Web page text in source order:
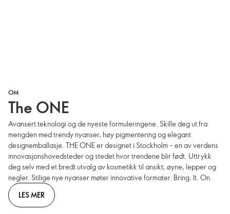
OM
The ONE
Avansert teknologi og de nyeste formuleringene. Skille deg ut fra
mengden med trendy nyanser, høy pigmentering og elegant
designemballasje. THE ONE er designet i Stockholm – en av verdens
innovasjonshovedsteder og stedet hvor trendene blir født. Uttrykk
deg selv med et bredt utvalg av kosmetikk til ansikt, øyne, lepper og
negler. Stilige nye nyanser møter innovative formater. Bring. It. On.
LES MER